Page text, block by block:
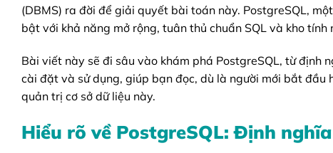
(DBMS) ra đời để giải quyết bài toán này. PostgreSQL,
bật với khả năng mở rộng, tuân thủ chuẩn SQL và kho tính
Bài viết này sẽ đi sâu vào khám phá PostgreSQL, từ định
cài đặt và sử dụng, giúp bạn đọc, dù là người mới bắt đầu
quản trị cơ sở dữ liệu này.
Hiểu rõ về PostgreSQL: Định